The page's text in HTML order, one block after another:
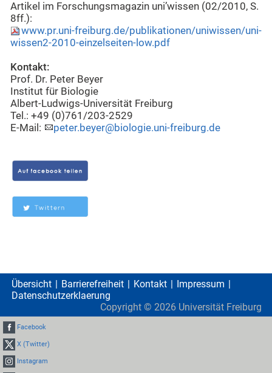
Artikel im Forschungsmagazin uni’wissen (02/2010, S.
8ff.):
www.pr.uni-freiburg.de/publikationen/uniwissen/uni-
wissen2-2010-einzelseiten-low.pdf
Kontakt:
Prof. Dr. Peter Beyer
Institut für Biologie
Albert-Ludwigs-Universität Freiburg
Tel.: +49 (0)761/203-2529
E-Mail:
peter.beyer@biologie.uni-freiburg.de
Übersicht Barrierefreiheit Kontakt
Impressum
Datenschutzerklaerung
Copyright © 2026 Universität Freiburg
Facebook
X (Twitter)
Instagram